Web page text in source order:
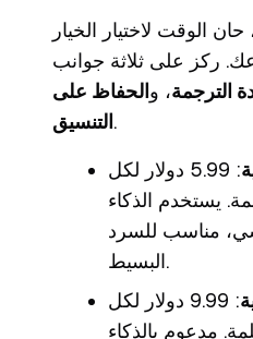
الوقت لاختيار الخيار
ركز على ثلاثة جوانب
الترجمة، و الحفاظ على
التنسيق .
: 5.99 دولار لكل
كلمة. يستخدم الذكاء
مناسب للسرد
البسيط.
: 9.99 دولار لكل
كلمة. مدعوم بالذكاء